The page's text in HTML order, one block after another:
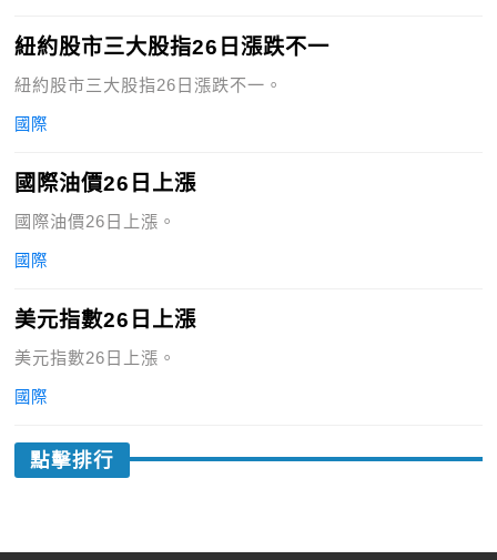
紐約股市三大股指26日漲跌不一
紐約股市三大股指26日漲跌不一。
國際
國際油價26日上漲
國際油價26日上漲。
國際
美元指數26日上漲
美元指數26日上漲。
國際
點擊排行